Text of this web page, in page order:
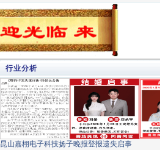
行业分析
昆山嘉栩电子科技扬子晚报登报遗失启事